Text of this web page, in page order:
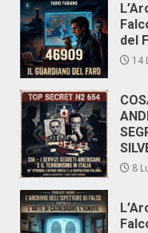
del
14
8